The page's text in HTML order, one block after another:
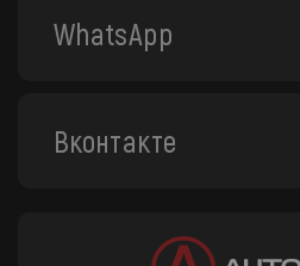
WhatsApp
Вконтакте